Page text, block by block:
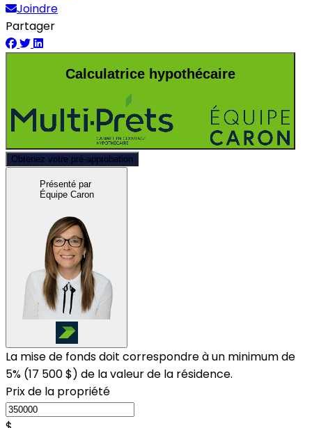
Joindre
Partager
Calculatrice hypothécaire
Obtenez votre pré-approbation
Présenté par
Équipe Caron
La mise de fonds doit correspondre à un minimum de
5% (17 500 $) de la valeur de la résidence.
Prix de la propriété